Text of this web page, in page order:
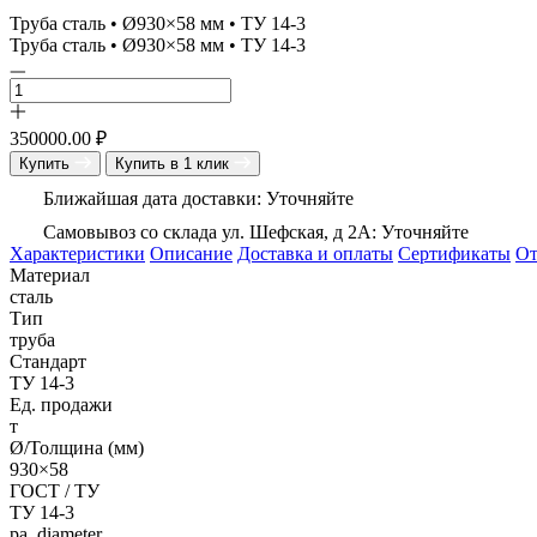
Труба сталь • Ø930×58 мм • ТУ 14-3
Труба сталь • Ø930×58 мм • ТУ 14-3
350000.00 ₽
Купить Купить в 1 клик
Ближайшая дата доставки: Уточняйте
Самовывоз со склада ул. Шефская, д 2А: Уточняйте
Характеристики Описание Доставка и оплаты Сертификаты
Материал
сталь
Тип
труба
Стандарт
ТУ 14-3
Ед. продажи
т
Ø/Толщина (мм)
930×58
ГОСТ / ТУ
ТУ 14-3